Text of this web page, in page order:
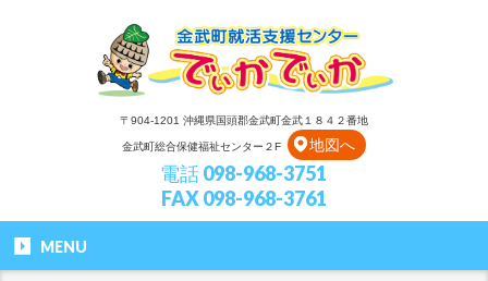
〒904-1201 沖縄県国頭郡金武町金武１８４２番地
金武町総合保健福祉センター２F 地図へ
電話 098-968-3751
FAX 098-968-3761
MENU